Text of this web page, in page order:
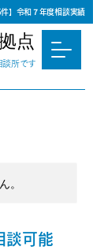
】令和７年度相談実績
点
談所です
。
談可能